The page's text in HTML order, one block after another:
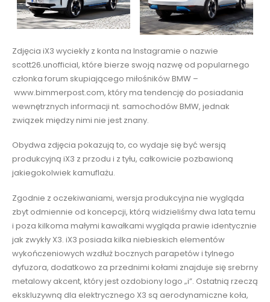
Zdjęcia iX3 wyciekły z konta na Instagramie o nazwie
scott26.unofficial, które bierze swoją nazwę od popularnego
członka forum skupiającego miłośników BMW –
www.bimmerpost.com, który ma tendencję do posiadania
wewnętrznych informacji nt. samochodów BMW, jednak
związek między nimi nie jest znany.
Obydwa zdjęcia pokazują to, co wydaje się być wersją
produkcyjną iX3 z przodu i z tyłu, całkowicie pozbawioną
jakiegokolwiek kamuflażu.
Zgodnie z oczekiwaniami, wersja produkcyjna nie wygląda
zbyt odmiennie od koncepcji, którą widzieliśmy dwa lata temu
i poza kilkoma małymi kawałkami wygląda prawie identycznie
jak zwykły X3. iX3 posiada kilka niebieskich elementów
wykończeniowych wzdłuż bocznych parapetów i tylnego
dyfuzora, dodatkowo za przednimi kołami znajduje się srebrny
metalowy akcent, który jest ozdobiony logo „i”. Ostatnią rzeczą
ekskluzywną dla elektrycznego X3 są aerodynamiczne koła,